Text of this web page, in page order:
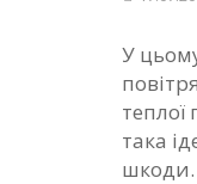
У
така
шкоди.